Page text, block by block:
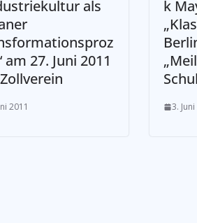
als
am 27. Juni 2011
2011
k
3.